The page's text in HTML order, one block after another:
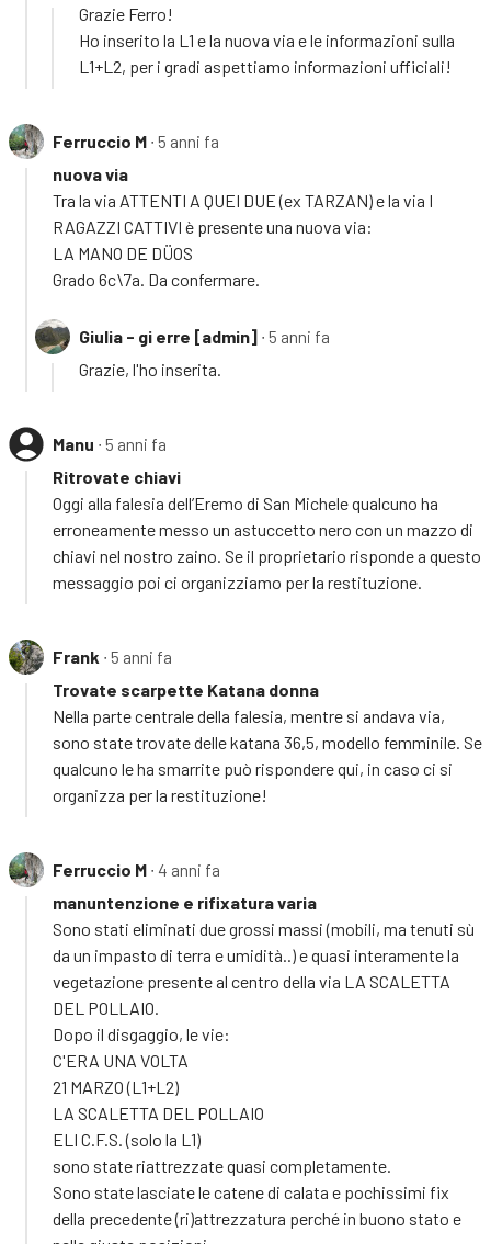
Grazie Ferro!
Ho inserito la L1 e la nuova via e le informazioni sulla
L1+L2, per i gradi aspettiamo informazioni ufficiali!
Ferruccio M ∙ 5 anni fa
nuova via
Tra la via ATTENTI A QUEI DUE (ex TARZAN) e la via I
RAGAZZI CATTIVI è presente una nuova via:
LA MANO DE DÜOS
Grado 6c\7a. Da confermare.
Giulia - gi erre [admin] ∙ 5 anni fa
Grazie, l'ho inserita.
Manu ∙ 5 anni fa
Ritrovate chiavi
Oggi alla falesia dell’Eremo di San Michele qualcuno ha
erroneamente messo un astuccetto nero con un mazzo di
chiavi nel nostro zaino. Se il proprietario risponde a questo
messaggio poi ci organizziamo per la restituzione.
Frank ∙ 5 anni fa
Trovate scarpette Katana donna
Nella parte centrale della falesia, mentre si andava via,
sono state trovate delle katana 36,5, modello femminile. Se
qualcuno le ha smarrite può rispondere qui, in caso ci si
organizza per la restituzione!
Ferruccio M ∙ 4 anni fa
manuntenzione e rifixatura varia
Sono stati eliminati due grossi massi (mobili, ma tenuti sù
da un impasto di terra e umidità..) e quasi interamente la
vegetazione presente al centro della via LA SCALETTA
DEL POLLAIO.
Dopo il disgaggio, le vie:
C'ERA UNA VOLTA
21 MARZO (L1+L2)
LA SCALETTA DEL POLLAIO
ELI C.F.S. (solo la L1)
sono state riattrezzate quasi completamente.
Sono state lasciate le catene di calata e pochissimi fix
della precedente (ri)attrezzatura perché in buono stato e